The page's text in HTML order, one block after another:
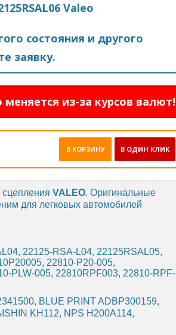
Valeo
состояния и другого
заявку.
из-за курсов валют!
В ОДИН КЛИК
В КОРЗИНУ
VALEO. Оригинальные
для легковых автомобилей
22125-RSA-L04, 22125RSAL05,
22810-P20-005,
PLW-005, 22810RPF003, 22810-RPF-
BLUE PRINT ADBP300159,
KH112, NPS H200A114,